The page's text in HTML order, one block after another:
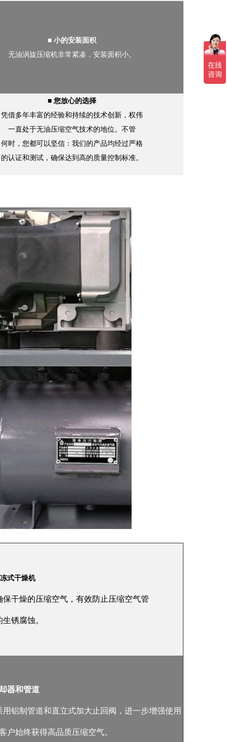
■ 小的安装面积
无油涡旋压缩机非常紧凑，安装面积小。
■ 您放心的选择
凭借多年丰富的经验和持续的技术创新，权伟
一直处于无油压缩空气技术的地位。不管
何时，您都可以坚信：我们的产品均经过严格
的认证和测试，确保达到高的质量控制标准。
式干燥机
干燥的压缩空气，有效防止压缩空气管
锈腐蚀。
器和管道
铝制管道和直立式加大止回阀，进一步增强使用
户始终获得高品质压缩空气。